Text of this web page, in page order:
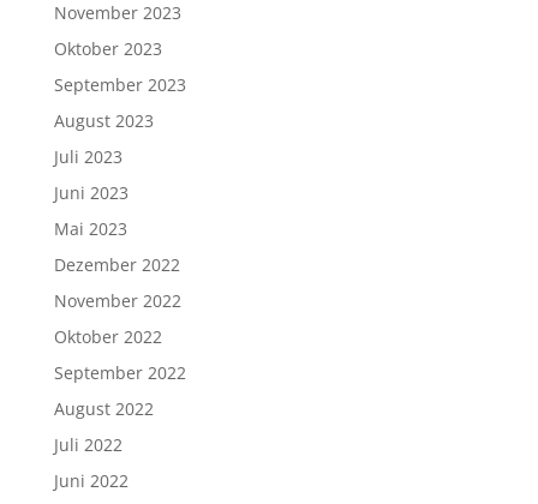
November 2023
Oktober 2023
September 2023
August 2023
Juli 2023
Juni 2023
Mai 2023
Dezember 2022
November 2022
Oktober 2022
September 2022
August 2022
Juli 2022
Juni 2022